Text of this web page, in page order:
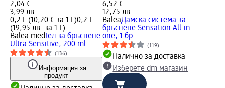
2,04 €
3,99 лв.
0,2 L (10,20 € за 1 L)0,2 L
(19,95 лв. за 1 L)
Balea medГел за бръснене
Ultra Sensitive, 200 ml
(136)
Информация за
продукт
6,52 €
12,75 лв.
BaleaДамска система за
бръснене Sensation All-in-
one, 1 бр
(119)
Налично за доставка
Изберете dm магазин